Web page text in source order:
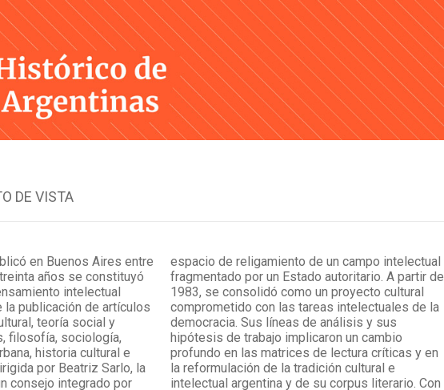
Skip
to
content
DE VISTA
en Buenos Aires entre
años se constituyó
intelectual
la publicación de artículos
teoría social y
filosofía, sociología,
historia cultural e
por Beatriz Sarlo, la
consejo integrado por
espacio de religamiento de un campo intelectual
fragmentado por un Estado autoritario. A partir de
1983, se consolidó como un proyecto cultural
comprometido con las tareas intelectuales de la
democracia. Sus líneas de análisis y sus
hipótesis de trabajo implicaron un cambio
profundo en las matrices de lectura críticas y en
la reformulación de la tradición cultural e
intelectual argentina y de su corpus literario. Con